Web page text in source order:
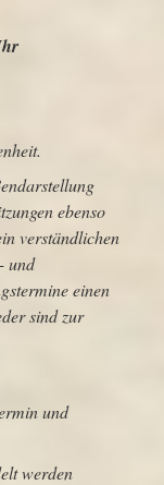
ebenso
verständlichen
und
einen
sind zur
und
werden